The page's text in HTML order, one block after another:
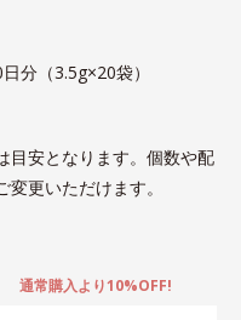
分（3.5g×20袋）
目安となります。個数や配
更いただけます。
通常購入より10%OFF!